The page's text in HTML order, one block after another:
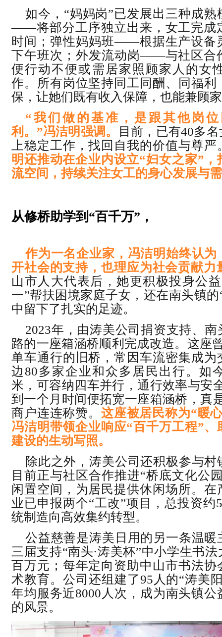
如今，“妈妈岗”已发展出三种成
——将部分工序独立出来，女工完成
时间；弹性妈妈班——根据生产设备
下午班次；外发流动岗——与社区合
便行动不便或需居家照顾家人的女
作。所有岗位坚持同工同酬、同福利
保，让她们既有收入保障，也能兼顾
“我们做的基准，是跟其他岗
利。”冯洁明强调。
目前，已有40多
上稳定工作，找回自我的价值与尊
明还推动在企业内设立“妇女之家”，
流空间，持续关注女工的身心发展与
从修桥助学到“百千万”，
作为一名企业家，冯洁明始终认为
开社会的支持，也理应为社会贡献力
山市人大代表后，她更积极投身公
一”帮扶困境家庭子女，还在南头镇
中留下了扎实的足迹。
2023年，由涛美公司捐资支持、
路的一座箱涵桥顺利完成改造。这座
单车通行的旧桥，常因车流密集成为
边80多家企业和众多居民出行。如
米，可容纳四车并行，通行效率与安
到一个月时间便拓宽一座箱涵桥，真
商户连连称赞。 这座被居民称为“暖
冯洁明带领企业响应“百千万工程”、
建设的生动写照。
除此之外，涛美公司还积极参与
目前正与社区合作推进“桥底文化公
闲置空间，为居民提供休闲场所。在
业已申报两个“工改”项目，总投资约
统制造向高效集约转型。
公益慈善是涛美日用的另一条温暖
三届支持“南头·涛美杯”中小学生书
百万元；每年定向资助中山市书法协
术教育。公司还组建了95人的“涛美
年均服务近8000人次，成为南头镇
的风景。